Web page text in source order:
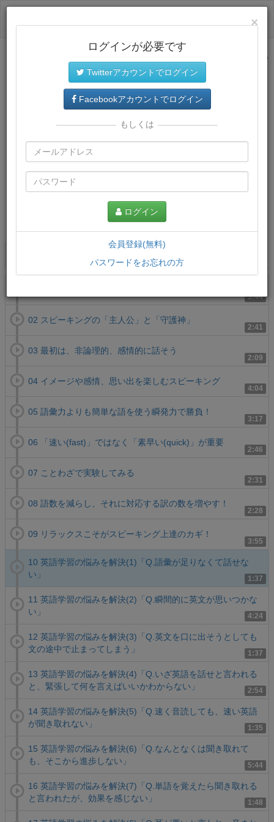
サイトトップに戻る
3:44
2:41
02 スピーキングの「主人公」と「守護神」
2:09
03 最初は、非論理的、感情的に話そう
4:04
04 イメージや感情、思い出を楽しむスピーキング
3:17
05 語彙力よりも簡単な語を使う瞬発力で勝負！
2:46
06 「速い(fast)」ではなく「素早い(quick)」が重要
2:31
07 ことわざで実験してみる
2:28
08 語数を減らし、それに対応する訳の数を増やす！
3:55
09 リラックスこそがスピーキング上達のカギ！
1:37
10 英語学習の悩みを解決(1)「Q.語彙が足りなくて話せな
い」
4:24
11 英語学習の悩みを解決(2)「Q.瞬間的に英文が思いつかな
い」
1:37
12 英語学習の悩みを解決(3)「Q.英文を口に出そうとしても
文の途中で止まってしまう」
2:54
13 英語学習の悩みを解決(4)「Q.いざ英語を話せと言われる
と、緊張して何を言えばいいかわからない」
1:35
14 英語学習の悩みを解決(5)「Q.速く音読しても、速い英語
が聞き取れない」
5:44
15 英語学習の悩みを解決(6)「Q.なんとなくは聞き取れて
も、そこから進歩しない」
1:48
16 英語学習の悩みを解決(7)「Q.単語を覚えたら聞き取れる
と言われたが、効果を感じない」
×
ログインが必要です
Twitterアカウントでログイン
Facebookアカウントでログイン
もしくは
ログイン
会員登録(無料)
パスワードをお忘れの方